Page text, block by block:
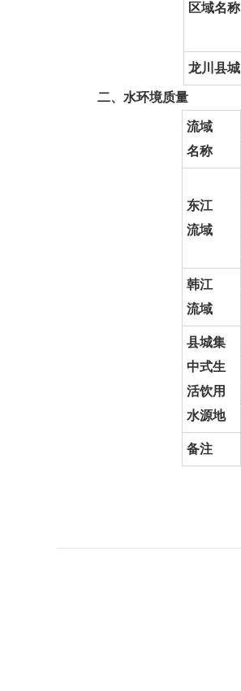
区域名称
龙川县城
二、水环境质量
流域
名称
东江
流域
韩江
流域
县城集
中式生
活饮用
水源地
备注